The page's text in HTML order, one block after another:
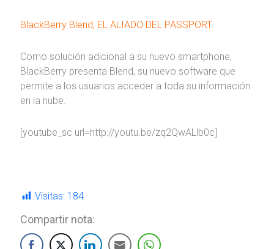
BlackBerry Blend, EL ALIADO DEL PASSPORT
Como solución adicional a su nuevo smartphone,
BlackBerry presenta Blend, su nuevo software que
permite a los usuarios acceder a toda su información
en la nube.
[youtube_sc url=http://youtu.be/zq2QwALlb0c]
Visitas: 184
Compartir nota: